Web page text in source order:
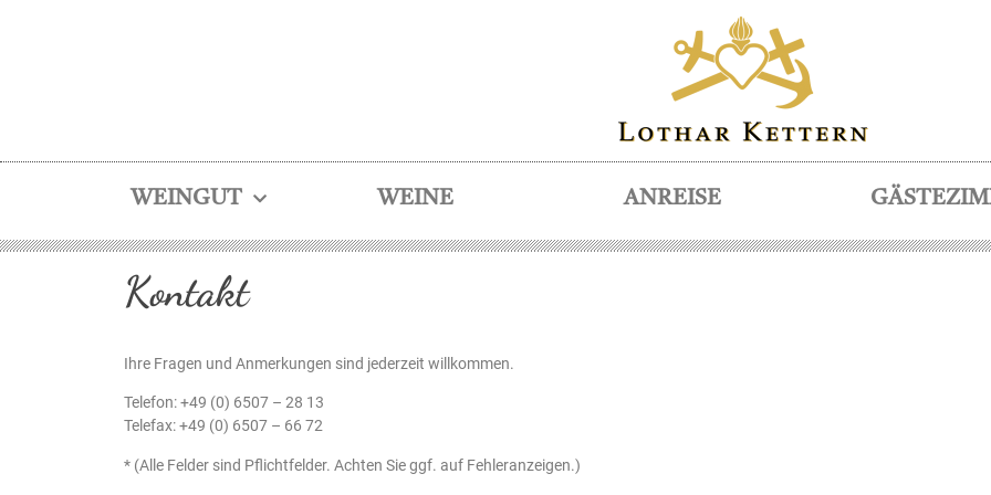
WEINGUT WEINE ANREISE
Kontakt
Ihre Fragen und Anmerkungen sind jederzeit willkommen.
Telefon: +49 (0) 6507 – 28 13
Telefax: +49 (0) 6507 – 66 72
* (Alle Felder sind Pflichtfelder. Achten Sie ggf. auf Fehleranzeigen.)